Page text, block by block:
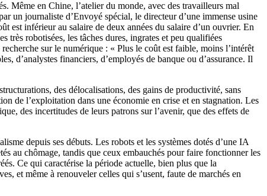
Même en Chine, l’atelier du monde, avec des travailleurs mal
un journaliste d’Envoyé spécial, le directeur d’une immense usine
est inférieur au salaire de deux années du salaire d’un ouvrier. En
très robotisées, les tâches dures, ingrates et peu qualifiées
sur le numérique : « Plus le coût est faible, moins l’intérêt
d’analystes financiers, d’employés de banque ou d’assurance. Il
des délocalisations, des gains de productivité, sans
de l’exploitation dans une économie en crise et en stagnation. Les
des incertitudes de leurs patrons sur l’avenir, que des effets de
depuis ses débuts. Les robots et les systèmes dotés d’une IA
au chômage, tandis que ceux embauchés pour faire fonctionner les
Ce qui caractérise la période actuelle, bien plus que la
et même à renouveler celles qui s’usent, faute de marchés en